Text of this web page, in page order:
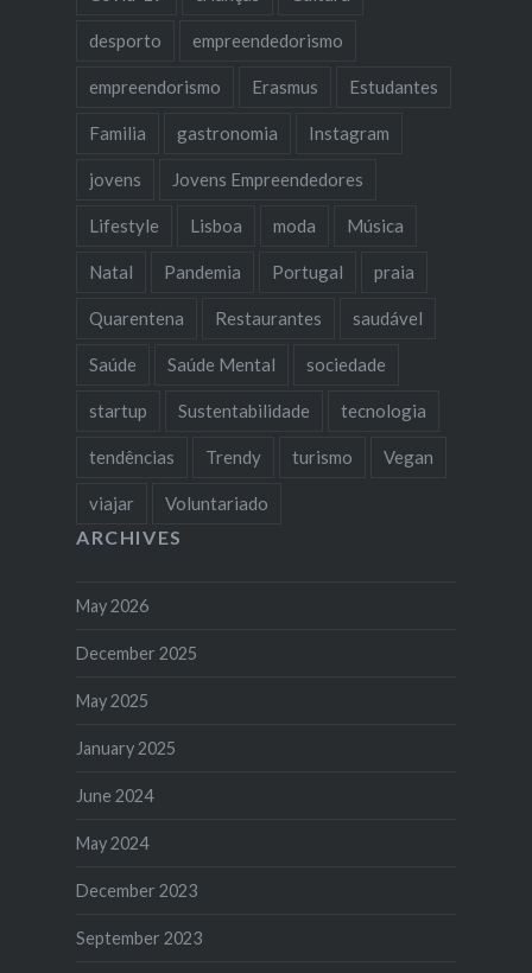
desporto empreendedorismo
empreendorismo Erasmus Estudantes
Familia gastronomia Instagram
jovens Jovens Empreendedores
Lifestyle Lisboa moda Música
Natal Pandemia Portugal praia
Quarentena Restaurantes saudável
Saúde Saúde Mental sociedade
startup Sustentabilidade tecnologia
tendências Trendy turismo Vegan
viajar Voluntariado
ARCHIVES
May 2026
December 2025
May 2025
January 2025
June 2024
May 2024
December 2023
September 2023